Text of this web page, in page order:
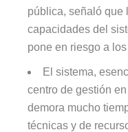
pública, señaló que
capacidades del
pone en riesgo a
El sistema,
centro de gestión
demora mucho
técnicas y de